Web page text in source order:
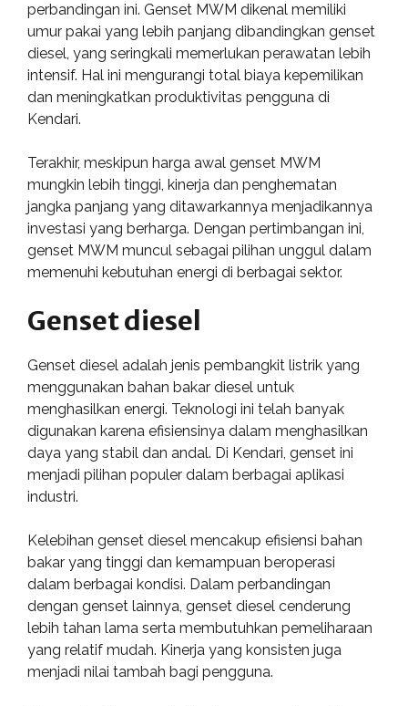
perbandingan ini. Genset MWM dikenal memiliki
umur pakai yang lebih panjang dibandingkan genset
diesel, yang seringkali memerlukan perawatan lebih
intensif. Hal ini mengurangi total biaya kepemilikan
dan meningkatkan produktivitas pengguna di
Kendari.
Terakhir, meskipun harga awal genset MWM
mungkin lebih tinggi, kinerja dan penghematan
jangka panjang yang ditawarkannya menjadikannya
investasi yang berharga. Dengan pertimbangan ini,
genset MWM muncul sebagai pilihan unggul dalam
memenuhi kebutuhan energi di berbagai sektor.
Genset diesel
Genset diesel adalah jenis pembangkit listrik yang
menggunakan bahan bakar diesel untuk
menghasilkan energi. Teknologi ini telah banyak
digunakan karena efisiensinya dalam menghasilkan
daya yang stabil dan andal. Di Kendari, genset ini
menjadi pilihan populer dalam berbagai aplikasi
industri.
Kelebihan genset diesel mencakup efisiensi bahan
bakar yang tinggi dan kemampuan beroperasi
dalam berbagai kondisi. Dalam perbandingan
dengan genset lainnya, genset diesel cenderung
lebih tahan lama serta membutuhkan pemeliharaan
yang relatif mudah. Kinerja yang konsisten juga
menjadi nilai tambah bagi pengguna.